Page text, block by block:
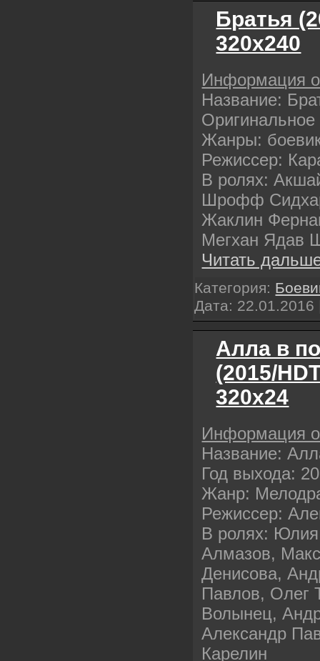
Братья
320х240
Информация
Название:
Жанры:
Режиссер:
В ролях:
Шрофф
Жаклин
Мегхан Ядав
Читать
Категория:
Дата: 22.01.2016
Алла в
(2015/
320х24
Информация
Название:
Год выхода:
Жанр:
Режиссер:
В ролях:
Алмазов,
Денисова,
Павлов, Олег
Волынец,
Александр
Карелин